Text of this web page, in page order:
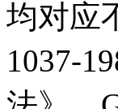
均对应
1037-